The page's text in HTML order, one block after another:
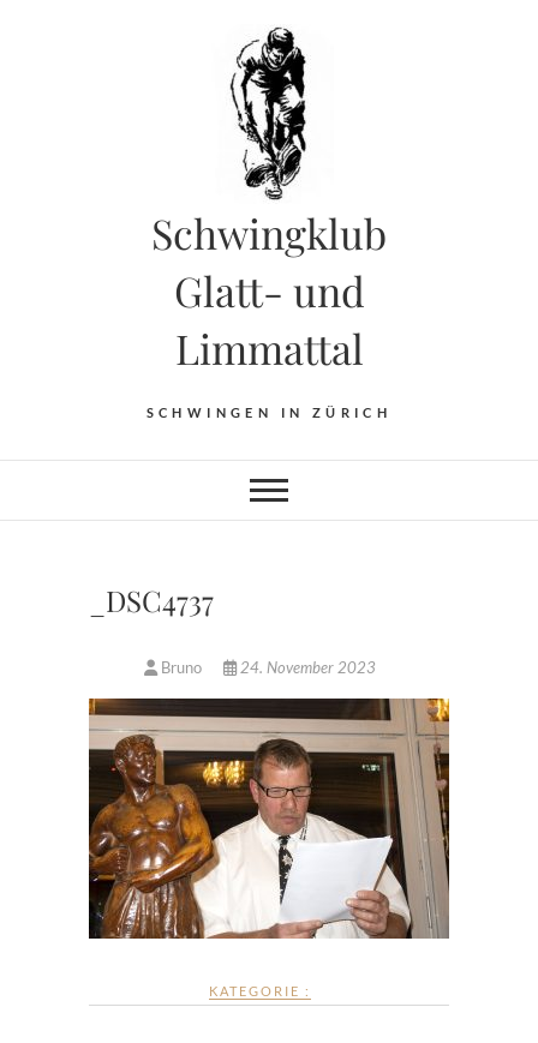
Schwingklub
Glatt- und
Limmattal
SCHWINGEN IN ZÜRICH
_DSC4737
Bruno 24. November 2023
KATEGORIE :